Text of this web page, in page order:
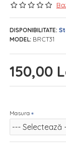
150,00
DISPONIBILITATE:
MODEL: BRCT31
Masura